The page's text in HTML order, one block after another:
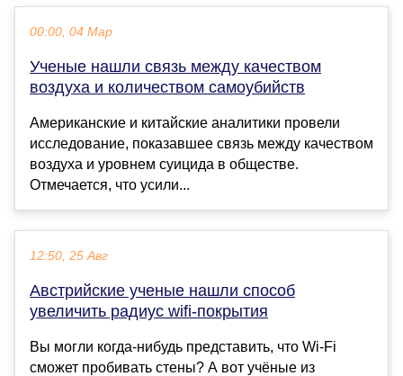
00:00, 04 Мар
Ученые нашли связь между качеством
воздуха и количеством самоубийств
Американские и китайские аналитики провели
исследование, показавшее связь между качеством
воздуха и уровнем суицида в обществе.
Отмечается, что усили...
12:50, 25 Авг
Австрийские ученые нашли способ
увеличить радиус wifi-покрытия
Вы могли когда-нибудь представить, что Wi-Fi
сможет пробивать стены? А вот учёные из